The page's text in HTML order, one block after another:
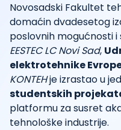
Novosadski Fakultet
domaćin dvadesetog
poslovnih mogućnosti
EESTEC LC Novi Sad,
elektrotehnike
KONTEHje izrastao u
studentskih
platformu za susret
tehnološke industrije.